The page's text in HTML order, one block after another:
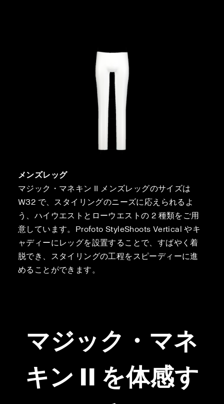
メンズレッグ
マジック・マネキン II メンズレッグのサイズは
W32 で、スタイリングのニーズに応えられるよ
う、ハイウエストとローウエストの 2 種類をご用
意しています。Profoto StyleShoots Vertical やキ
ャディーにレッグを設置することで、すばやく着
脱でき、スタイリングの工程をスピーディーに進
めることができます。
マジック・マネ
キン II を体感す